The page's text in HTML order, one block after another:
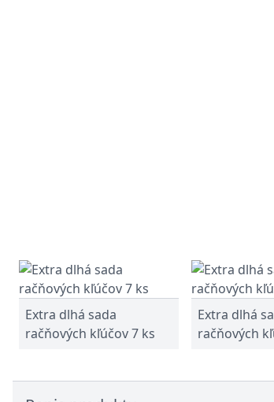
Extra dlhá sada
račňových kľúčov 7 ks
Extra dlhá
račňových